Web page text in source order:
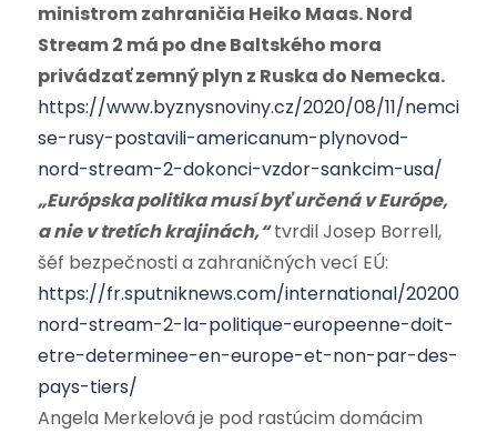
ministrom zahraničia Heiko Maas. Nord
Stream 2 má po dne Baltského mora
privádzať zemný plyn z Ruska do Nemecka.
https://www.byznysnoviny.cz/2020/08/11/nemci-
se-rusy-postavili-americanum-plynovod-
nord-stream-2-dokonci-vzdor-sankcim-usa/
„Európska politika musí byť určená v Európe,
a nie v tretích krajinách,“tvrdil Josep Borrell,
šéf bezpečnosti a zahraničných vecí EÚ:
https://fr.sputniknews.com/international/
nord-stream-2-la-politique-europeenne-doit-
etre-determinee-en-europe-et-non-par-des-
pays-tiers/
Angela Merkelová je pod rastúcim domácim